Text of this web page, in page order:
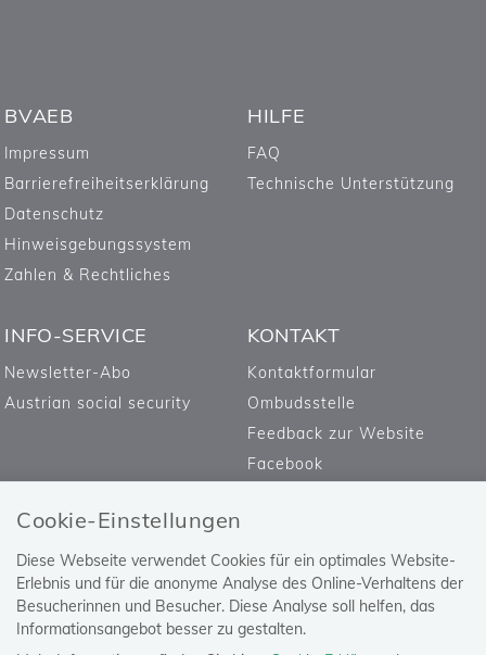
Cookie-Einstellungen
Diese Webseite verwendet Cookies für ein optimales Website-
Erlebnis und für die anonyme Analyse des Online-Verhaltens der
Besucherinnen und Besucher. Diese Analyse soll helfen, das
Informationsangebot besser zu gestalten.
BVAEB
Impressum
Barrierefreiheitserklärung
Datenschutz
Hinweisgebungssystem
Zahlen & Rechtliches
HILFE
FAQ
Technische Unterstützung
INFO-SERVICE
Newsletter-Abo
Austrian social security
KONTAKT
Kontaktformular
Ombudsstelle
Feedback zur Website
Facebook